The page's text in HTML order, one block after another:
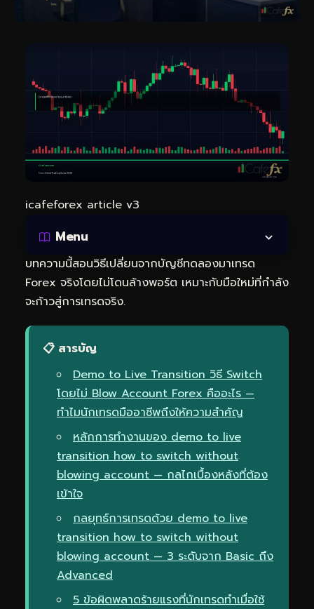
icafeforex article v3
Menu
บทความนี้สอนวิธีเปลี่ยนจากบัญชีทดลองมาเทรด
Forex จริงโดยไม่โดนล้างพอร์ต เหมาะกับมือใหม่ที่กำลัง
จะก้าวสู่การเทรดจริง.
📋 สารบัญ
Demo to Live Transition วิธี Switch
โดยไม่ Blow Account Forex คืออะไร —
ทำไมนักเทรดมืออาชีพถึงให้ความสำคัญ
หลักการทำงานของ demo to live
transition how to switch without
blowing account — กลไกเบื้องหลังที่ต้อง
เข้าใจ
กลยุทธ์การเทรดด้วย demo to live
transition how to switch without
blowing account — 3 ระดับจาก Basic ถึง
Advanced
5 ข้อผิดพลาดร้ายแรงที่นักเทรดทำเมื่อใช้